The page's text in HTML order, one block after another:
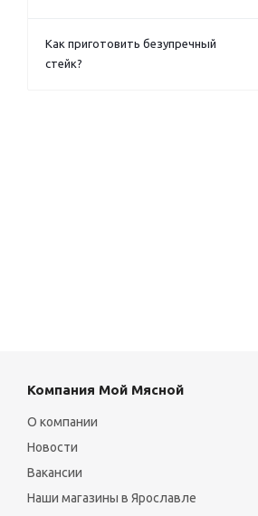
Как приготовить безупречный
стейк?
Компания Мой Мясной
О компании
Новости
Вакансии
Наши магазины в Ярославле